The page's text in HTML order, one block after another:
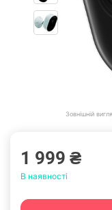
Зовнішній
1 999 ₴
В наявності